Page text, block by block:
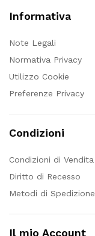
Informativa
Note Legali
Normativa Privacy
Utilizzo Cookie
Preferenze Privacy
Condizioni
Condizioni di Vendita
Diritto di Recesso
Metodi di Spedizione
Il mio Account